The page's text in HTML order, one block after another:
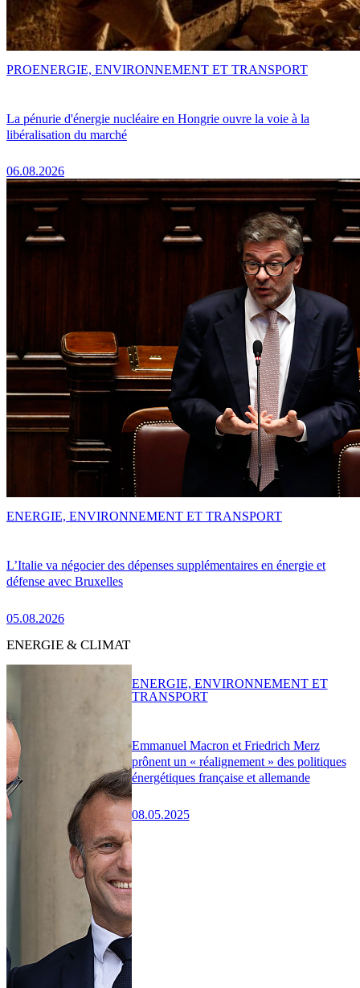
La pénurie d'énergie nucléaire en Hongrie ouvre la voie à la
libéralisation du marché
06.08.2026
PROENERGIE, ENVIRONNEMENT ET TRANSPORT
L’Italie va négocier des dépenses supplémentaires en énergie et
défense avec Bruxelles
05.08.2026
ENERGIE, ENVIRONNEMENT ET TRANSPORT
ENERGIE & CLIMAT
Emmanuel Macron et Friedrich Merz
prônent un « réalignement » des politiques
énergétiques française et allemande
08.05.2025
ENERGIE, ENVIRONNEMENT ET
TRANSPORT